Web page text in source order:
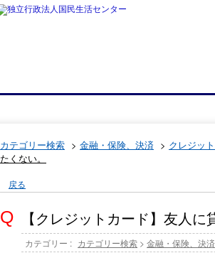
カテゴリー検索 > 金融・保険、決済 > クレジッ
たくない。
戻る
【クレジットカード】友人
カテゴリー : カテゴリー検索 >金融・保険、決済